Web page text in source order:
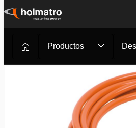
Ir
contenidoProductos
Soluciones Hidráulicas